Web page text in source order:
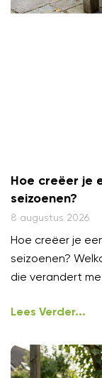
Hoe creëer je
seizoenen?
8 augustus 2026
Hoe creëer je
seizoenen?
die verandert
Lees Verder...